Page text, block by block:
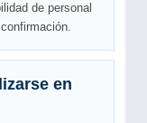
de personal
en